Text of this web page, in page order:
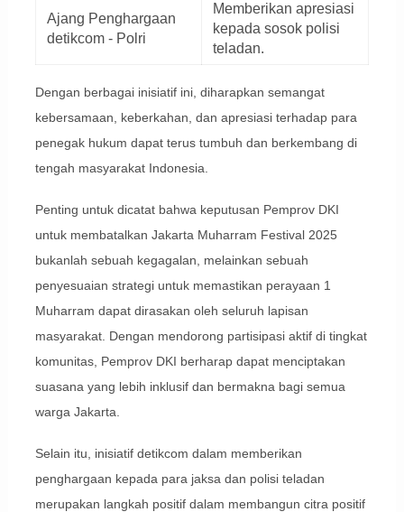
Ajang Penghargaan
detikcom - Polri
Memberikan apresiasi
kepada sosok polisi
teladan.
Dengan berbagai inisiatif ini, diharapkan semangat
kebersamaan, keberkahan, dan apresiasi terhadap para
penegak hukum dapat terus tumbuh dan berkembang di
tengah masyarakat Indonesia.
Penting untuk dicatat bahwa keputusan Pemprov DKI
untuk membatalkan Jakarta Muharram Festival 2025
bukanlah sebuah kegagalan, melainkan sebuah
penyesuaian strategi untuk memastikan perayaan 1
Muharram dapat dirasakan oleh seluruh lapisan
masyarakat. Dengan mendorong partisipasi aktif di tingkat
komunitas, Pemprov DKI berharap dapat menciptakan
suasana yang lebih inklusif dan bermakna bagi semua
warga Jakarta.
Selain itu, inisiatif detikcom dalam memberikan
penghargaan kepada para jaksa dan polisi teladan
merupakan langkah positif dalam membangun citra positif